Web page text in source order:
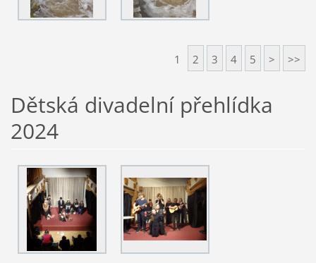
1 2 3 4 5 > >>
Dětská divadelní přehlídka
2024